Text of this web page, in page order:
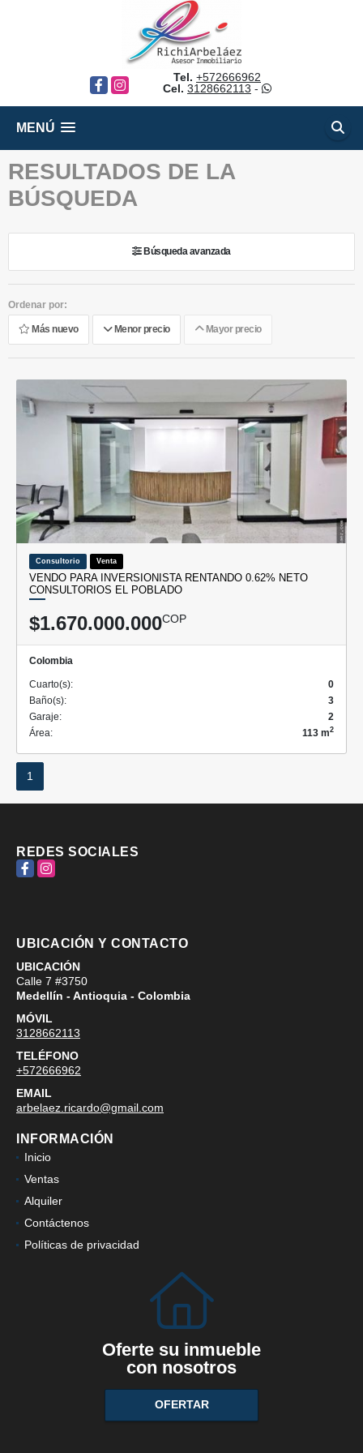
FacebookInstagram
Tel. +572666962
Cel. 3128662113 -
MENÚ
RESULTADOS DE LA
BÚSQUEDA
Búsqueda avanzada
Ordenar por:
Más nuevo Menor precio Mayor precio
Consultorio Venta
VENDO PARA INVERSIONISTA RENTANDO 0.62% NETO
CONSULTORIOS EL POBLADO
$1.670.000.000COP
Colombia
Cuarto(s):
0
Baño(s):
3
Garaje:
2
Área:
113 m2
1
REDES SOCIALES
FacebookInstagram
UBICACIÓN Y CONTACTO
UBICACIÓN
Calle 7 #3750
Medellín - Antioquia - Colombia
MÓVIL
3128662113
TELÉFONO
+572666962
EMAIL
arbelaez.ricardo@gmail.com
INFORMACIÓN
Inicio
Ventas
Alquiler
Contáctenos
Políticas de privacidad
Oferte su inmueble
con nosotros
OFERTAR